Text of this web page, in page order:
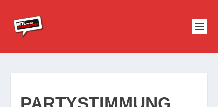
PARTYSTIMMUNG